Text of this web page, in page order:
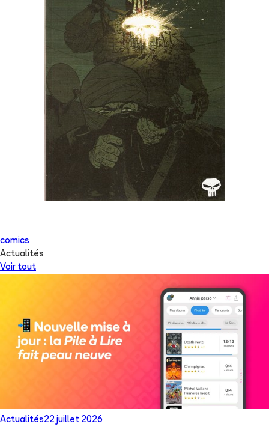
comics
Actualités
Voir tout
Actualités22 juillet 2026